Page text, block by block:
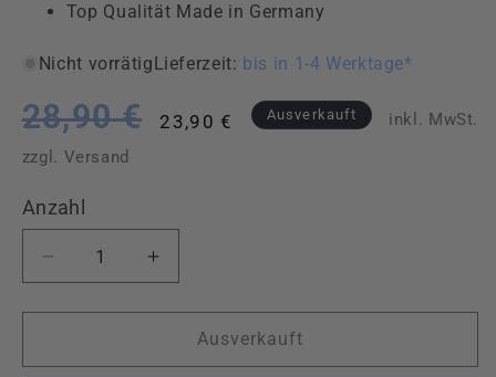
Top Qualität Made in Germany
Nicht vorrätig Lieferzeit: bis in 1-4 Werktage*
Normaler
Preis
28,90 € Verkaufspreis
23,90 € Ausverkauft
inkl. MwSt.
zzgl. Versand
Anzahl
Anzahl
Verringere
die
Menge
Bügelbrettbezug
Erhöhe
die
Menge
Bügelbrettbezug
Ausverkauft